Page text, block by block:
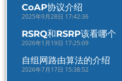
CoAP协议介绍
2025年9月28日 17:42:36
RSRQ和RSRP该看哪个
2026年1月19日 17:25:09
自组网路由算法的介绍
2026年7月17日 15:38:52